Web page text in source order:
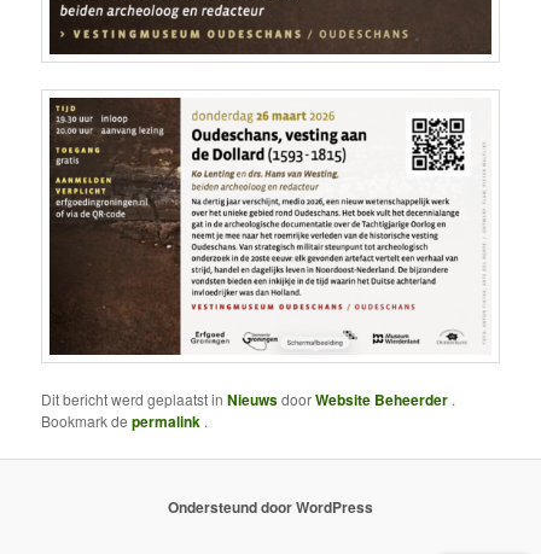
Dit bericht werd geplaatst inNieuwsdoorWebsite Beheerder .
Bookmark depermalink .
Ondersteund door WordPress